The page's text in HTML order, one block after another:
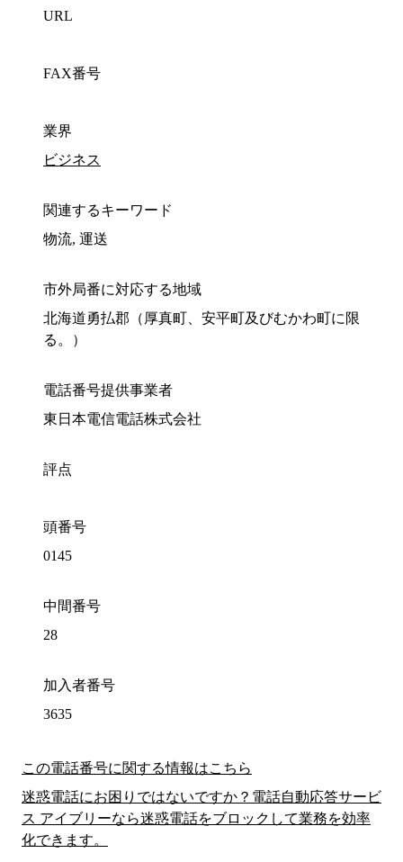
URL
FAX番号
業界
ビジネス
関連するキーワード
物流, 運送
市外局番に対応する地域
北海道勇払郡（厚真町、安平町及びむかわ町に限
る。）
電話番号提供事業者
東日本電信電話株式会社
評点
頭番号
0145
中間番号
28
加入者番号
3635
この電話番号に関する情報はこちら
迷惑電話にお困りではないですか？電話自動応答サービ
ス アイブリーなら迷惑電話をブロックして業務を効率
化できます。